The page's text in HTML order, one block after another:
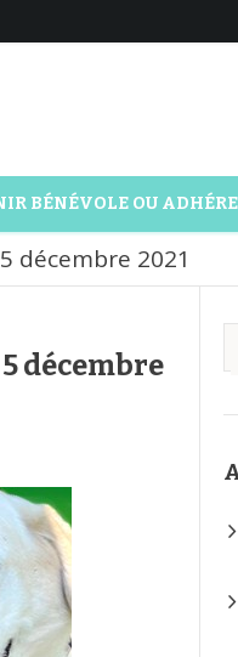
BÉNÉVOLE OU
décembre 2021
décembre